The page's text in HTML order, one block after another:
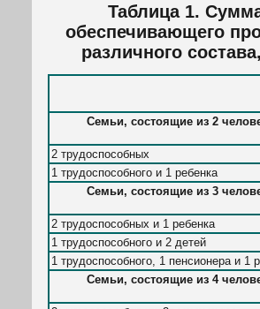
Таблица 1.
обеспечивающего
различного
Семьи, состоящие из 2
2 трудоспособных
1 трудоспособного и 1 ребенка
Семьи, состоящие из 3
2 трудоспособных и 1 ребенка
1 трудоспособного и 2 детей
1 трудоспособного, 1 пенсионера и 1
Семьи, состоящие из 4